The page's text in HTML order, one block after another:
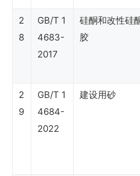
2
8
GB/T 1
4683-
2017
硅酮和改性硅
胶
2
9
GB/T 1
4684-
2022
建设用砂